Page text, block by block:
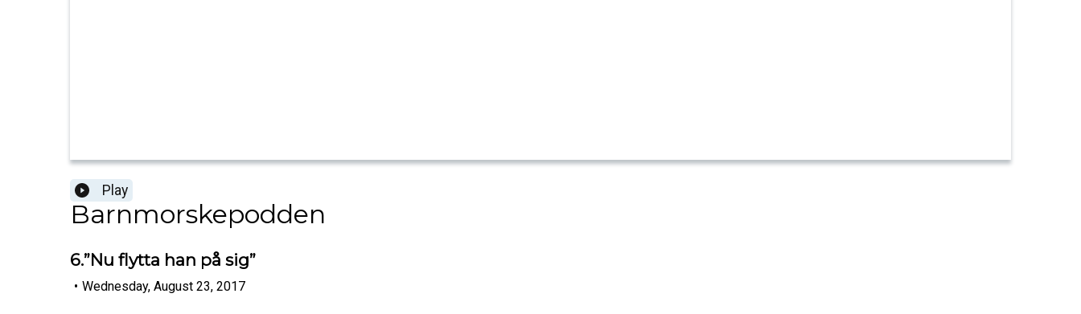
Play
Barnmorskepodden
6.”Nu flytta han på sig”
• Wednesday, August 23, 2017